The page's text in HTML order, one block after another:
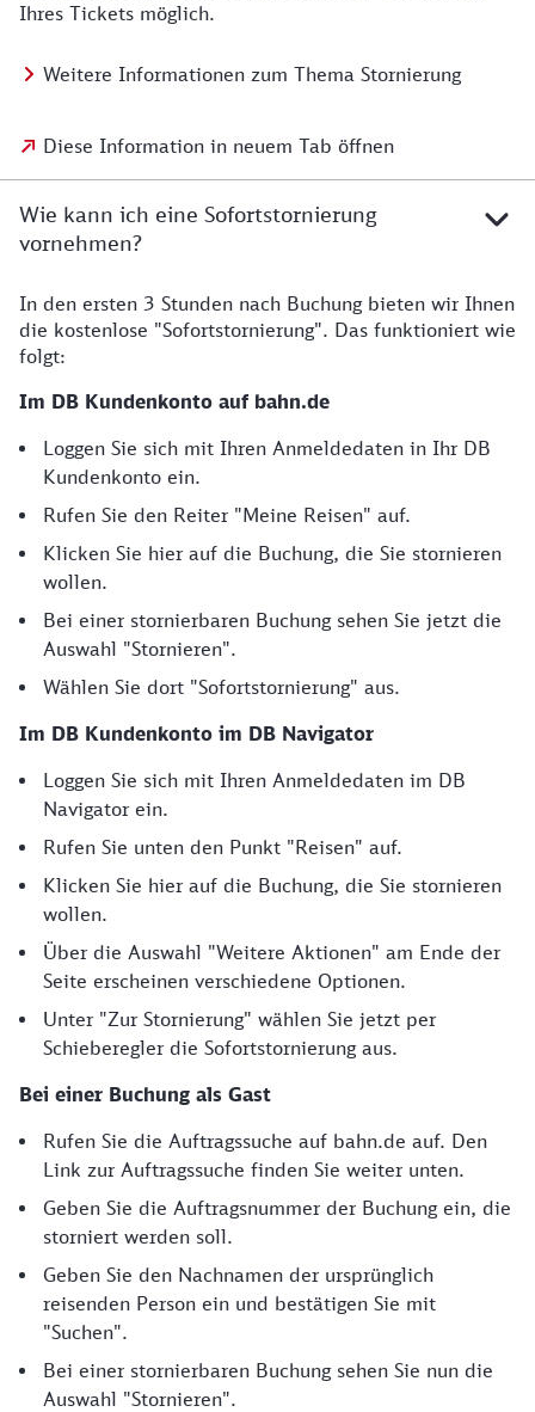
Ihres Tickets möglich.
Weitere Informationen zum Thema Stornierung
Diese Information in neuem Tab öffnen
Wie kann ich eine Sofortstornierung
vornehmen?
In den ersten 3 Stunden nach Buchung bieten wir Ihnen
die kostenlose "Sofortstornierung". Das funktioniert wie
folgt:
Im DB Kundenkonto auf bahn.de
Loggen Sie sich mit Ihren Anmeldedaten in Ihr DB
Kundenkonto ein.
Rufen Sie den Reiter "Meine Reisen" auf.
Klicken Sie hier auf die Buchung, die Sie stornieren
wollen.
Bei einer stornierbaren Buchung sehen Sie jetzt die
Auswahl "Stornieren".
Wählen Sie dort "Sofortstornierung" aus.
Im DB Kundenkonto im DB Navigator
Loggen Sie sich mit Ihren Anmeldedaten im DB
Navigator ein.
Rufen Sie unten den Punkt "Reisen" auf.
Klicken Sie hier auf die Buchung, die Sie stornieren
wollen.
Über die Auswahl "Weitere Aktionen" am Ende der
Seite erscheinen verschiedene Optionen.
Unter "Zur Stornierung" wählen Sie jetzt per
Schieberegler die Sofortstornierung aus.
Bei einer Buchung als Gast
Rufen Sie die Auftragssuche auf bahn.de auf. Den
Link zur Auftragssuche finden Sie weiter unten.
Geben Sie die Auftragsnummer der Buchung ein, die
storniert werden soll.
Geben Sie den Nachnamen der ursprünglich
reisenden Person ein und bestätigen Sie mit
"Suchen".
Bei einer stornierbaren Buchung sehen Sie nun die
Auswahl "Stornieren".